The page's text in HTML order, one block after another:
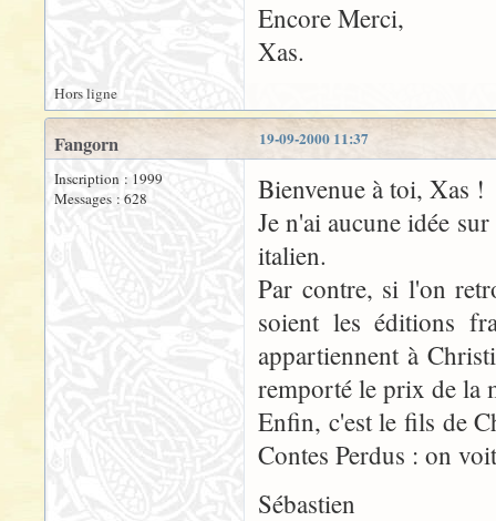
Encore Merci,
Xas.
Hors ligne
19-09-2000 11:37
Fangorn
Inscription : 1999
Messages : 628
Bienvenue à toi, Xas !
Je n'ai aucune idée
italien.
Par contre, si l'on
soient les éditions
appartiennent à
remporté le prix de la
Enfin, c'est le fils de
Contes Perdus : on
Sébastien